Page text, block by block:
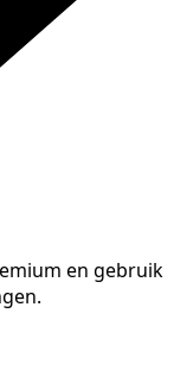
en gebruik